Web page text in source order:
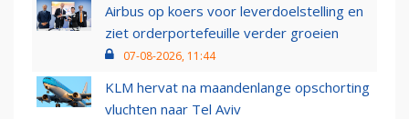
Airbus op koers voor leverdoelstelling en
ziet orderportefeuille verder groeien
07-08-2026, 11:44
KLM hervat na maandenlange opschorting
vluchten naar Tel Aviv